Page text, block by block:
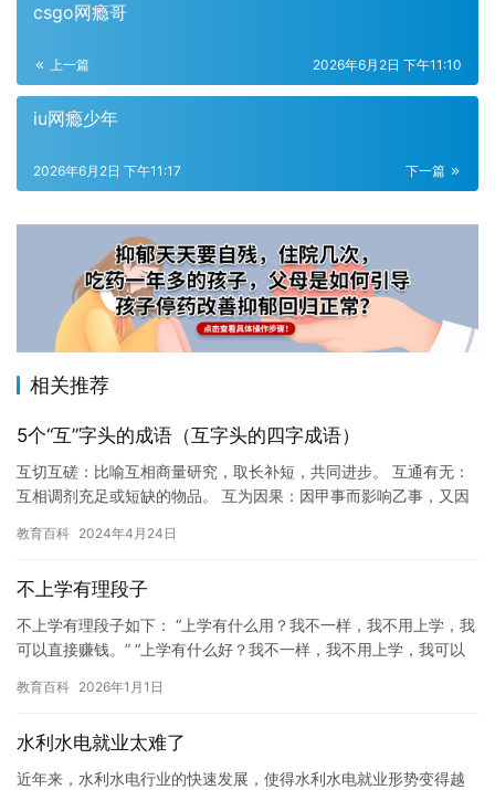
csgo网瘾哥
上一篇 2026年6月2日 下午11:10
iu网瘾少年
下一篇
2026年6月2日 下午11:17
相关推荐
5个“互”字头的成语（互字头的四字成语）
互切互磋：比喻互相商量研究，取长补短，共同进步。 互通有无：
互相调剂充足或短缺的物品。 互为因果：因甲事而影响乙事，又因
教育百科 2024年4月24日
不上学有理段子
不上学有理段子如下： “上学有什么用？我不一样，我不用上学，我
可以直接赚钱。” “上学有什么好？我不一样，我不用上学，我可以
教育百科 2026年1月1日
水利水电就业太难了
近年来，水利水电行业的快速发展，使得水利水电就业形势变得越